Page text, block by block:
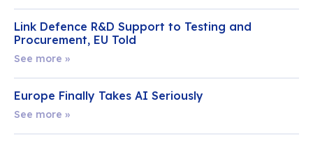
Link Defence R&D Support to Testing and
Procurement, EU Told
See more »
Europe Finally Takes AI Seriously
See more »